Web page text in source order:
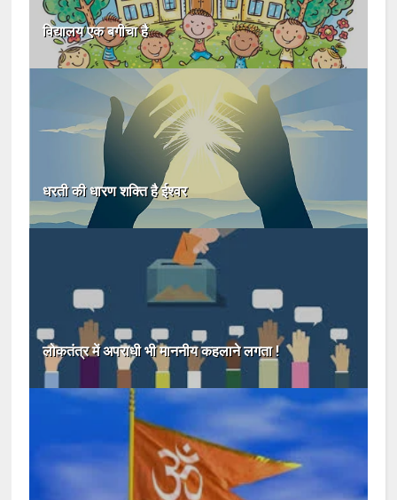
विद्यालय एक बगीचा है
धरती की धारण शक्ति है ईश्वर
लोकतंत्र में अपराधी भी माननीय कहलाने लगता !